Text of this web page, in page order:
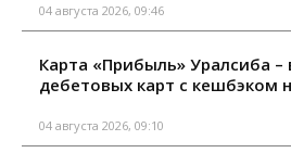
04 августа 2026, 09:46
Карта «Прибыль» Уралсиба
дебетовых карт с кешбэком
04 августа 2026, 09:10